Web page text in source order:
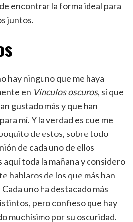
encontrar la forma ideal para
juntos.
hay ninguno que me haya
en Vínculos oscuros, sí que
gustado más y que han
mí. Y la verdad es que me
de estos, sobre todo
de cada uno de ellos
toda la mañana y considero
hablaros de los que más han
uno ha destacado más
pero confieso que hay
muchísimo por su oscuridad.